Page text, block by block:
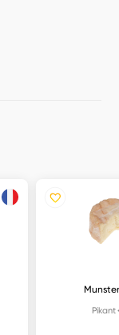
Pikant